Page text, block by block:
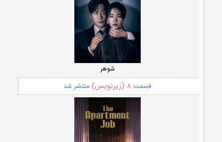
شوهر
قسمت ۸ (زیرنویس) منتشر شد